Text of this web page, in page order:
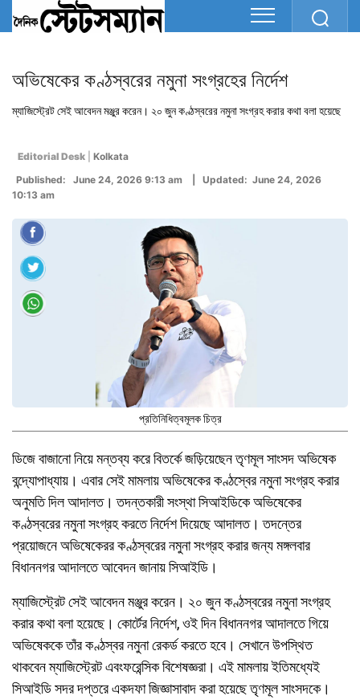
অভিষেকের কণ্ঠস্বরের নমুনা সংগ্রহের নির্দেশ
ম্যাজিস্ট্রেট সেই আবেদন মঞ্জুর করেন। ২০ জুন কণ্ঠস্বরের নমুনা সংগ্রহ করার কথা বলা হয়েছে
Editorial Desk
Kolkata
Published: June 24, 2026 9:13 am | Updated: June 24, 2026
10:13 am
প্রতিনিধিত্বমূলক চিত্র
ডিজে বাজানো নিয়ে মন্তব্য করে বিতর্কে জড়িয়েছেন তৃণমূল সাংসদ অভিষেক
বন্দ্যোপাধ্যায়। এবার সেই মামলায় অভিষেকের কণ্ঠস্বের নমুনা সংগ্রহ করার
অনুমতি দিল আদালত। তদন্তকারী সংস্থা সিআইডিকে অভিষেকের
কণ্ঠস্বরের নমুনা সংগ্রহ করতে নির্দেশ দিয়েছে আদালত। তদন্তের
প্রয়োজনে অভিষেকেরর কণ্ঠস্বরের নমুনা সংগ্রহ করার জন্য মঙ্গলবার
বিধাননগর আদালতে আবেদন জানায় সিআইডি।
ম্যাজিস্ট্রেট সেই আবেদন মঞ্জুর করেন। ২০ জুন কণ্ঠস্বরের নমুনা সংগ্রহ
করার কথা বলা হয়েছে। কোর্টের নির্দেশ, ওই দিন বিধাননগর আদালতে গিয়ে
অভিষেককে তাঁর কণ্ঠস্বর নমুনা রেকর্ড করতে হবে। সেখানে উপস্থিত
থাকবেন ম্যাজিস্ট্রেট এবংফরেন্সিক বিশেষজ্ঞরা। এই মামলায় ইতিমধ্যেই
সিআইডি সদর দপ্তরে একদফা জিজ্ঞাসাবাদ করা হয়েছে তৃণমূল সাংসদকে।